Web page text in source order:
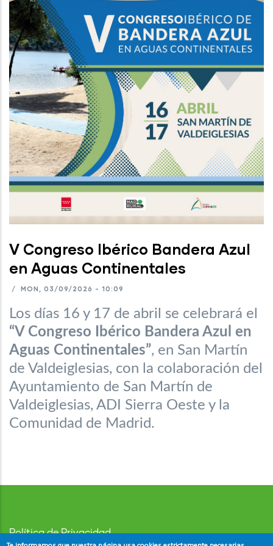
V Congreso Ibérico Bandera Azul
en Aguas Continentales
/ MON, 03/09/2026 - 10:09
Los días 16 y 17 de abril se celebrará el
“V Congreso Ibérico Bandera Azul en
Aguas Continentales”, en San Martín
de Valdeiglesias, con la colaboración del
Ayuntamiento de San Martín de
Valdeiglesias, ADI Sierra Oeste y la
Comunidad de Madrid.
Política de Privacidad